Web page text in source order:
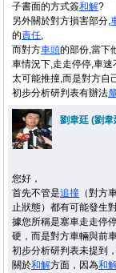
子書面的方式簽和解?
另外關於對方損害部分,
的責任,
而對方車頭的部份,當下
車情況下,走走停停,車速
太可能推撞,而是對方自
初步分析研判表有辦法
劉韋廷 (劉韋
您好，
首先不管是追撞 （對方
止狀態）都有可能發生
據您所稱是塞車走走停
硬，而是對方車輛與前
初步分析研判表未提到
關於和解方面，因為和